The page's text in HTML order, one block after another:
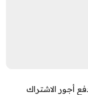
أجور الاشتراك